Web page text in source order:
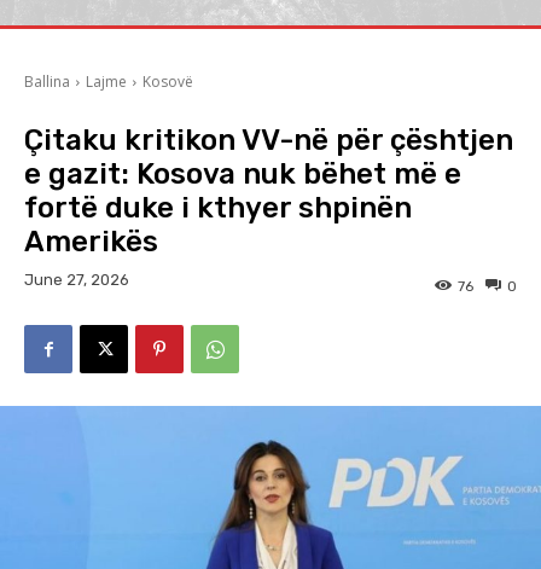
Ballina Lajme Kosovë
Çitaku kritikon VV-në për çështjen
e gazit: Kosova nuk bëhet më e
fortë duke i kthyer shpinën
Amerikës
June 27, 2026 0
76